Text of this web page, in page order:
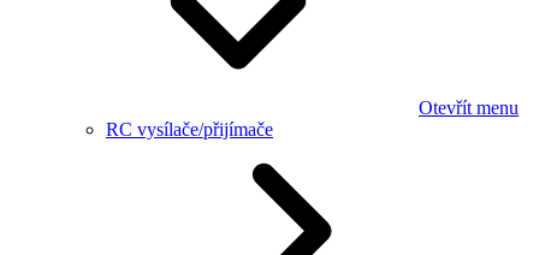
Otevřít menu
RC vysílače/přijímače